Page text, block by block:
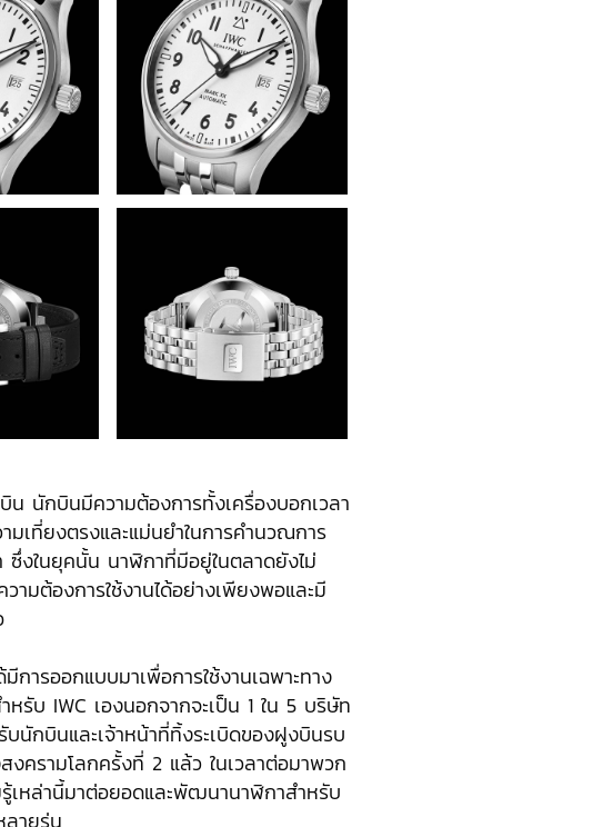
น นักบินมีความต้องการทั้งเครื่องบอกเวลา
มเที่ยงตรงและแม่นยำในการคำนวณการ
ซึ่งในยุคนั้น นาฬิกาที่มีอยู่ในตลาดยังไม่
ามต้องการใช้งานได้อย่างเพียงพอและมี
มีการออกแบบมาเพื่อการใช้งานเฉพาะทาง
หรับ IWC เองนอกจากจะเป็น 1 ใน 5 บริษัท
นักบินและเจ้าหน้าที่ทิ้งระเบิดของฝูงบินรบ
งครามโลกครั้งที่ 2 แล้ว ในเวลาต่อมาพวก
รู้เหล่านี้มาต่อยอดและพัฒนานาฬิกาสำหรับ
ายรุ่น